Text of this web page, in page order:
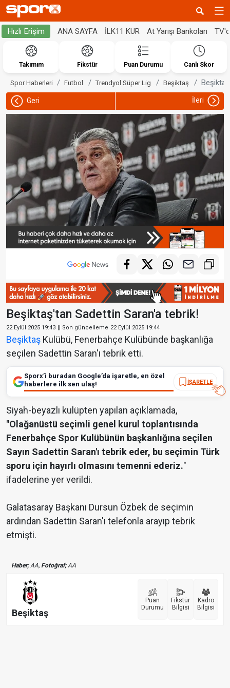
Hızlı Erişim ANA SAYFA İLK11 KUR At Yarışı Bankoları
Takımım Fikstür Puan Durumu Canlı Skor
Spor Haberleri Futbol Trendyol Süper Lig Beşiktaş
Geri İleri
Beşiktaş'tan Sadettin Saran'a tebrik!
22 Eylül 2025 19:43 || Son güncelleme 22 Eylül 2025 19:44
Beşiktaş Kulübü, Fenerbahçe Kulübünde başkanlığa
seçilen Sadettin Saran'ı tebrik etti.
Sporx’i buradan Google’da işaretle, en özel
haberlere ilk sen ulaş!
İŞARETLE
Siyah-beyazlı kulüpten yapılan açıklamada,
"Olağanüstü seçimli genel kurul toplantısında
Fenerbahçe Spor Kulübünün başkanlığına seçilen
Sayın Sadettin Saran'ı tebrik eder, bu seçimin Türk
sporu için hayırlı olmasını temenni ederiz."
ifadelerine yer verildi.
Galatasaray Başkanı Dursun Özbek de seçimin
ardından Sadettin Saran'ı telefonla arayıp tebrik
etmişti.
Haber;AA, Fotoğraf;AA
Beşiktaş
Puan
Durumu
Fikstür
Bilgisi
Kadro
Bilgisi